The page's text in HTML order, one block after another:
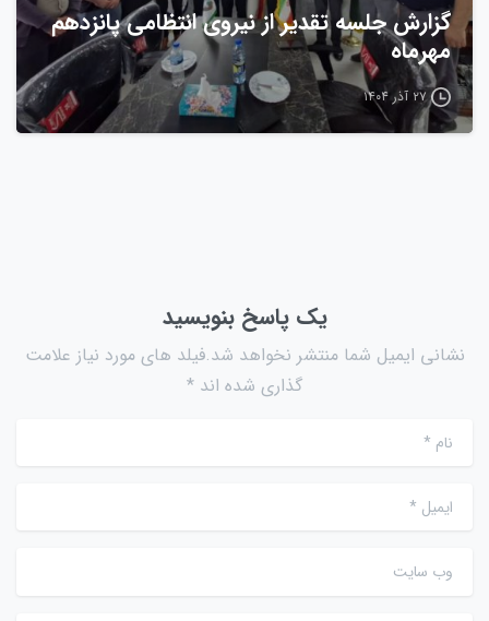
گزارش جلسه تقدیر از نیروی انتظامی پانزدهم
مهرماه
۲۷ آذر ۱۴۰۴
یک پاسخ بنویسید
نشانی ایمیل شما منتشر نخواهد شد.فیلد های مورد نیاز علامت
گذاری شده اند *
نام*
ایمیل *
وب سایت